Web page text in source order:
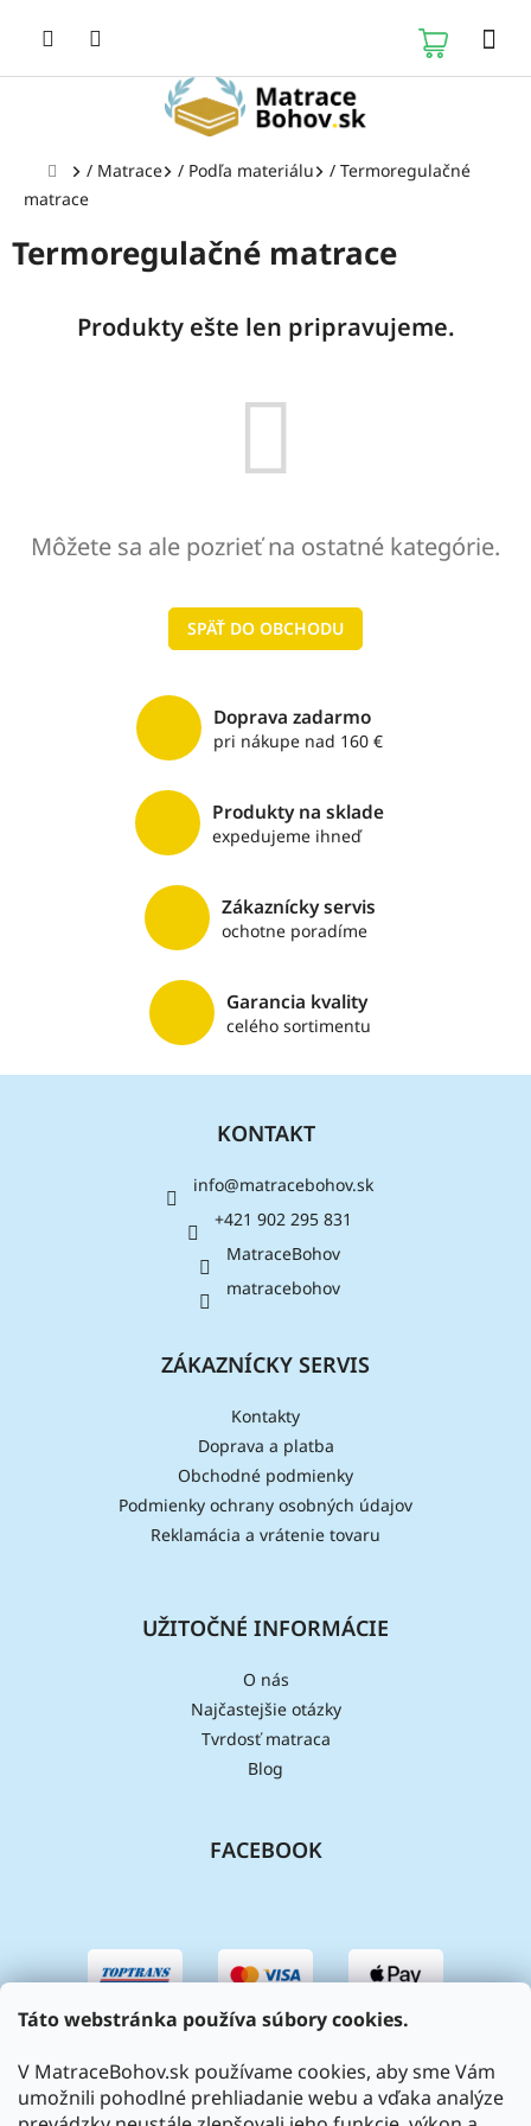
Táto webstránka používa súbory cookies.
V MatraceBohov.sk používame cookies, aby sme Vám
umožnili pohodlné prehliadanie webu a vďaka analýze
Domov
/ Matrace / Podľa materiálu / Termoregulačné
matrace
Termoregulačné matrace
Produkty ešte len pripravujeme.
Môžete sa ale pozrieť na ostatné kategórie.
SPÄŤ DO OBCHODU
Doprava zadarmo
pri nákupe nad 160 €
Produkty na sklade
expedujeme ihneď
Zákaznícky servis
ochotne poradíme
Garancia kvality
celého sortimentu
KONTAKT
info@matracebohov.sk
+421 902 295 831
MatraceBohov
matracebohov
ZÁKAZNÍCKY SERVIS
Kontakty
Doprava a platba
Obchodné podmienky
Podmienky ochrany osobných údajov
Reklamácia a vrátenie tovaru
UŽITOČNÉ INFORMÁCIE
O nás
Najčastejšie otázky
Tvrdosť matraca
Blog
FACEBOOK